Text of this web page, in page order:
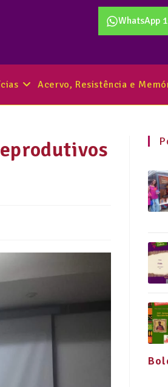
WhatsApp
Acervo, Resistência e